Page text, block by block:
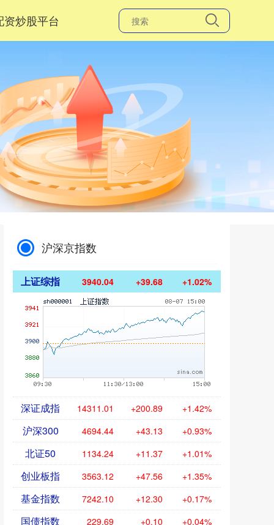
炒股平台
沪深京指数
上证综指 3940.04 +39.68 +1.02%
深证成指 14311.01 +200.89 +1.42%
沪深300 4694.44 +43.13 +0.93%
北证50 1134.24 +11.37 +1.01%
创业板指 3563.12 +47.56 +1.35%
基金指数 7242.10 +12.30 +0.17%
国债指数 229.69 +0.10 +0.04%